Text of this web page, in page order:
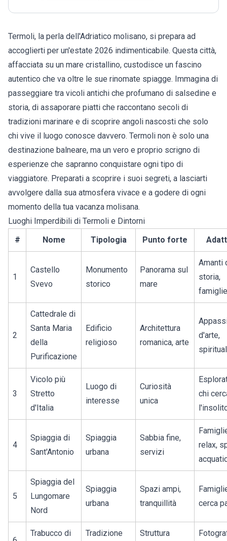
Termoli, la perla dell'Adriatico molisano, si prepara ad
accoglierti per un'estate 2026 indimenticabile. Questa città,
affacciata su un mare cristallino, custodisce un fascino
autentico che va oltre le sue rinomate spiagge. Immagina di
passeggiare tra vicoli antichi che profumano di salsedine e
storia, di assaporare piatti che raccontano secoli di
tradizioni marinare e di scoprire angoli nascosti che solo
chi vive il luogo conosce davvero. Termoli non è solo una
destinazione balneare, ma un vero e proprio scrigno di
esperienze che sapranno conquistare ogni tipo di
viaggiatore. Preparati a scoprire i suoi segreti, a lasciarti
avvolgere dalla sua atmosfera vivace e a godere di ogni
momento della tua vacanza molisana.
Luoghi Imperdibili di Termoli e Dintorni
#
Nome Tipologia Punto forte
1
Castello
Svevo
Monumento
storico
Panorama sul
mare
Amanti
storia,
famiglie
2
Cattedrale di
Santa Maria
della
Purificazione
Edificio
religioso
Architettura
romanica, arte
d'arte,
3
Vicolo più
Stretto
d'Italia
Luogo di
interesse
Curiosità
unica
chi
4
Spiaggia di
Sant'Antonio
Spiaggia
urbana
Sabbia fine,
servizi
relax,
5
Spiaggia del
Lungomare
Nord
Spiaggia
urbana
Spazi ampi,
tranquillità
cerca
Trabucco di Tradizione Struttura